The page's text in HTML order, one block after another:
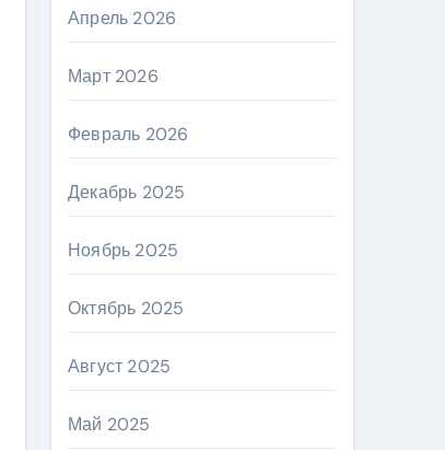
Апрель 2026
Март 2026
Февраль 2026
Декабрь 2025
Ноябрь 2025
Октябрь 2025
Август 2025
Май 2025